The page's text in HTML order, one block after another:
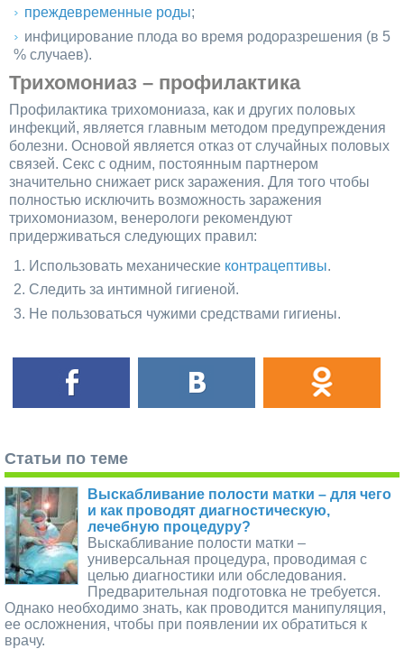
преждевременные роды;
инфицирование плода во время родоразрешения (в 5
% случаев).
Трихомониаз – профилактика
Профилактика трихомониаза, как и других половых
инфекций, является главным методом предупреждения
болезни. Основой является отказ от случайных половых
связей. Секс с одним, постоянным партнером
значительно снижает риск заражения. Для того чтобы
полностью исключить возможность заражения
трихомониазом, венерологи рекомендуют
придерживаться следующих правил:
Использовать механические контрацептивы.
Следить за интимной гигиеной.
Не пользоваться чужими средствами гигиены.
Статьи по теме
Выскабливание полости матки – для чего
и как проводят диагностическую,
лечебную процедуру?
Выскабливание полости матки –
универсальная процедура, проводимая с
целью диагностики или обследования.
Предварительная подготовка не требуется.
Однако необходимо знать, как проводится манипуляция,
ее осложнения, чтобы при появлении их обратиться к
врачу.